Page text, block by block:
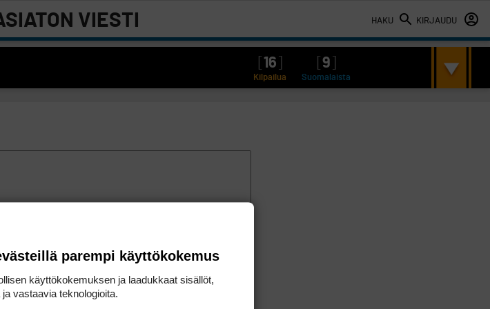
HAKU KIRJAUDU
VIESTI
16 9
Kilpailua Suomalaista
parempi käyttökokemus
käyttökokemuksen ja laadukkaat sisällöt,
vastaavia teknologioita.